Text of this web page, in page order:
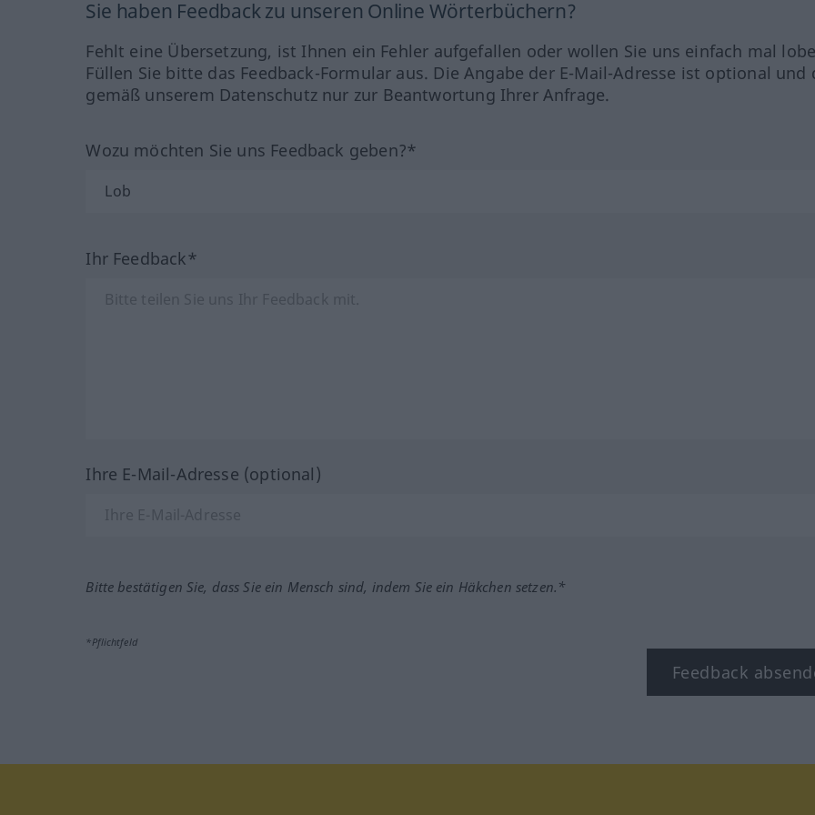
Sie haben Feedback zu unseren Online Wörterbüchern?
Fehlt eine Übersetzung, ist Ihnen ein Fehler aufgefallen oder wollen Sie uns einfach mal
Füllen Sie bitte das Feedback-Formular aus. Die Angabe der E-Mail-Adresse ist optional und
gemäß unserem Datenschutz nur zur Beantwortung Ihrer Anfrage.
Wozu möchten Sie uns Feedback geben?*
Ihr Feedback*
Ihre E-Mail-Adresse (optional)
Bitte bestätigen Sie, dass Sie ein Mensch sind, indem Sie ein Häkchen setzen.*
*Pflichtfeld
Feedback